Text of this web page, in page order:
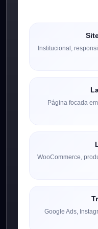
Institucional,
Página focada
WooCommerce,
Google Ads,